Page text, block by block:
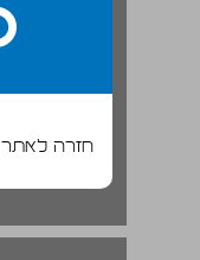
חזרה לאתר